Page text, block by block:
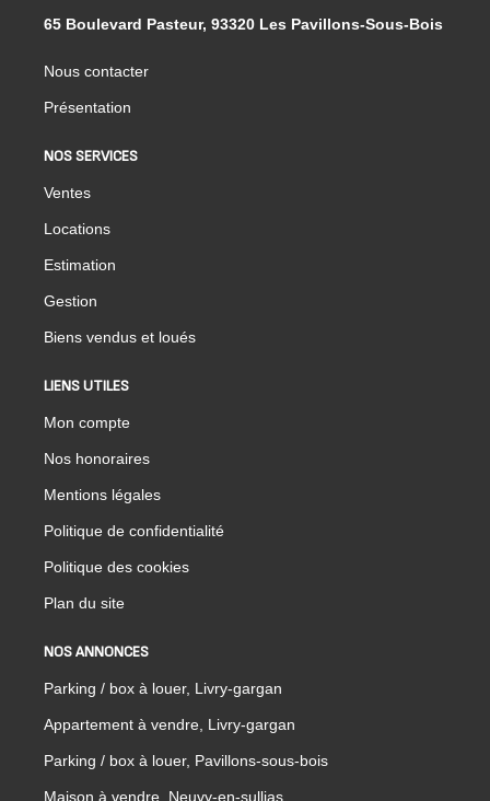
65 Boulevard Pasteur, 93320 Les Pavillons-Sous-Bois
Nous contacter
Présentation
NOS SERVICES
Ventes
Locations
Estimation
Gestion
Biens vendus et loués
LIENS UTILES
Mon compte
Nos honoraires
Mentions légales
Politique de confidentialité
Politique des cookies
Plan du site
NOS ANNONCES
Parking / box à louer, Livry-gargan
Appartement à vendre, Livry-gargan
Parking / box à louer, Pavillons-sous-bois
Maison à vendre, Neuvy-en-sullias